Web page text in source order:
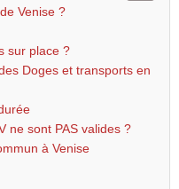
Venise ?
sur place ?
Doges et transports en
ne sont PAS valides ?
à Venise